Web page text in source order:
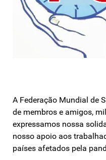
A Federação Mundial de
de membros e amigos,
expressamos nossa
nosso apoio aos
países afetados pela